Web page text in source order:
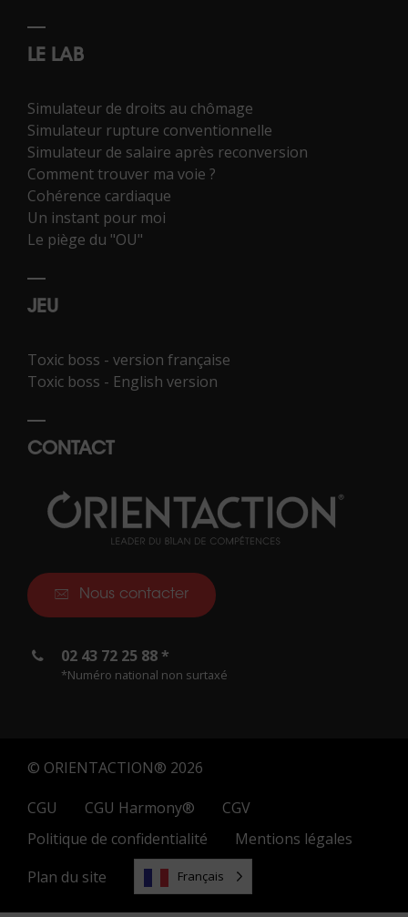
LE LAB
Simulateur de droits au chômage
Simulateur rupture conventionnelle
Simulateur de salaire après reconversion
Comment trouver ma voie ?
Cohérence cardiaque
Un instant pour moi
Le piège du "OU"
JEU
Toxic boss - version française
Toxic boss - English version
CONTACT
Nous contacter
02 43 72 25 88 *
*Numéro national non surtaxé
© ORIENTACTION® 2026
CGU
CGU Harmony®
CGV
Politique de confidentialité
Mentions légales
Plan du site
Français